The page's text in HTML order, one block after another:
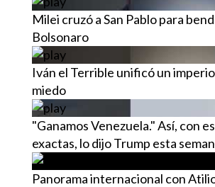
Milei cruzó a San Pablo para
Bolsonaro
Iván el Terrible unificó un
miedo
"Ganamos Venezuela." Así, con
exactas, lo dijo Trump esta
Panorama internacional con